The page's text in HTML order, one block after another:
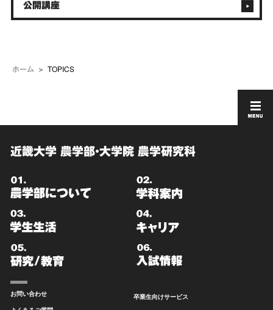
ホーム TOPICS
公開講座
近畿大学 農学部・大学院 農学研究科
お問い合わせ
卒業生向けサービス